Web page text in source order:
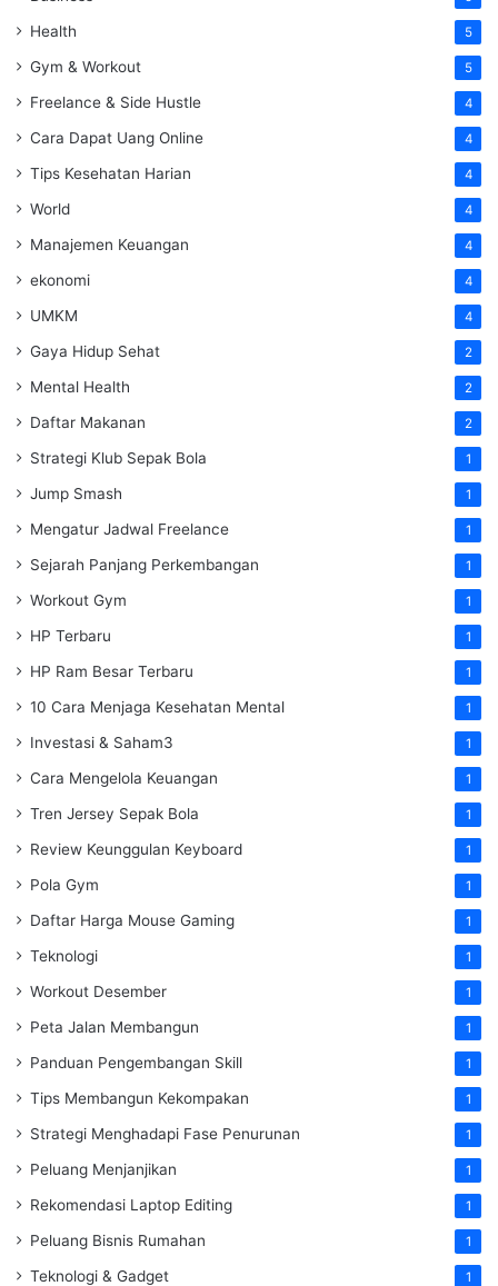
Health 5
Gym & Workout 5
Freelance & Side Hustle 4
Cara Dapat Uang Online 4
Tips Kesehatan Harian 4
World 4
Manajemen Keuangan 4
ekonomi 4
UMKM 4
Gaya Hidup Sehat 2
Mental Health 2
Daftar Makanan 2
Strategi Klub Sepak Bola 1
Jump Smash 1
Mengatur Jadwal Freelance 1
Sejarah Panjang Perkembangan 1
Workout Gym 1
HP Terbaru 1
HP Ram Besar Terbaru 1
10 Cara Menjaga Kesehatan Mental 1
Investasi & Saham3 1
Cara Mengelola Keuangan 1
Tren Jersey Sepak Bola 1
Review Keunggulan Keyboard 1
Pola Gym 1
Daftar Harga Mouse Gaming 1
Teknologi 1
Workout Desember 1
Peta Jalan Membangun 1
Panduan Pengembangan Skill 1
Tips Membangun Kekompakan 1
Strategi Menghadapi Fase Penurunan 1
Peluang Menjanjikan 1
Rekomendasi Laptop Editing 1
Peluang Bisnis Rumahan 1
Teknologi & Gadget 1